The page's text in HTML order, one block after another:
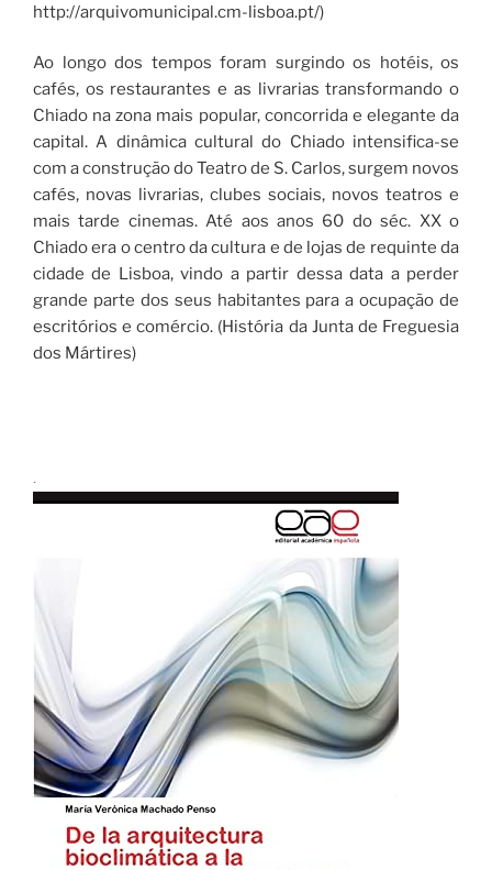
http://arquivomunicipal.cm-lisboa.pt/)
Ao longo dos tempos foram surgindo os hotéis, os
cafés, os restaurantes e as livrarias transformando o
Chiado na zona mais popular, concorrida e elegante da
capital. A dinâmica cultural do Chiado intensifica-se
com a construção do Teatro de S. Carlos, surgem novos
cafés, novas livrarias, clubes sociais, novos teatros e
mais tarde cinemas. Até aos anos 60 do séc. XX o
Chiado era o centro da cultura e de lojas de requinte da
cidade de Lisboa, vindo a partir dessa data a perder
grande parte dos seus habitantes para a ocupação de
escritórios e comércio. (História da Junta de Freguesia
dos Mártires)
.